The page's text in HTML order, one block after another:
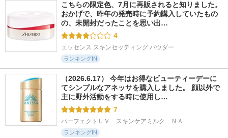
こちらの限定色、7月に再販されると知りました。
おかげで、昨年の発売時に予約購入していたもの
の、未開封だったことを思い出…
4
エッセンス スキンセッティング パウダー
ランキングIN
（2026.6.17） 今年はお得なビューティーデーに
てシンプルなアネッサを購入しました。 顔以外で
主に野外活動をする時に使用し…
7
パーフェクトＵＶ　スキンケアミルク　ＮＡ
ランキングIN